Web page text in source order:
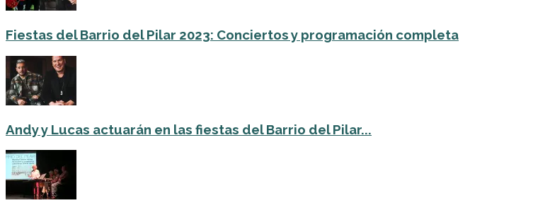
Fiestas del Barrio del Pilar 2023: Conciertos y programación completa
Andy y Lucas actuarán en las fiestas del Barrio del Pilar...